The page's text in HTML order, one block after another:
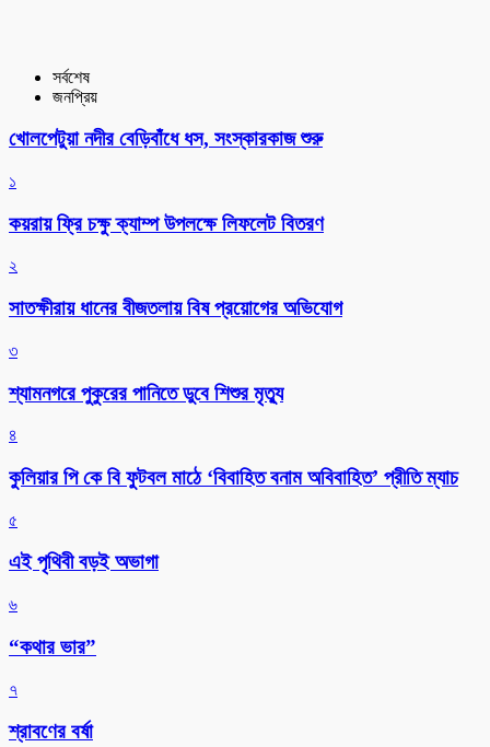
সর্বশেষ
জনপ্রিয়
খোলপেটুয়া নদীর বেড়িবাঁধে ধস, সংস্কারকাজ শুরু
১
কয়রায় ফ্রি চক্ষু ক্যাম্প উপলক্ষে লিফলেট বিতরণ
২
সাতক্ষীরায় ধানের বীজতলায় বিষ প্রয়োগের অভিযোগ
৩
শ্যামনগরে পুকুরের পানিতে ডুবে শিশুর মৃত্যু
৪
কুলিয়ার পি কে বি ফুটবল মাঠে ‘বিবাহিত বনাম অবিবাহিত’ প্রীতি ম্যাচ
৫
এই পৃথিবী বড়ই অভাগা
৬
“কথার ভার”
৭
শ্রাবণের বর্ষা